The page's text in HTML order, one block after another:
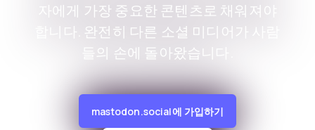
자에게 가장 중요한 콘텐츠로 채워져야
합니다. 완전히 다른 소셜 미디어가 사람
들의 손에 돌아왔습니다.
mastodon.social에 가입하기